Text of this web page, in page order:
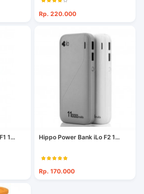
Rp. 220.000
1... Hippo Power Bank iLo F2 1...
Rp. 170.000